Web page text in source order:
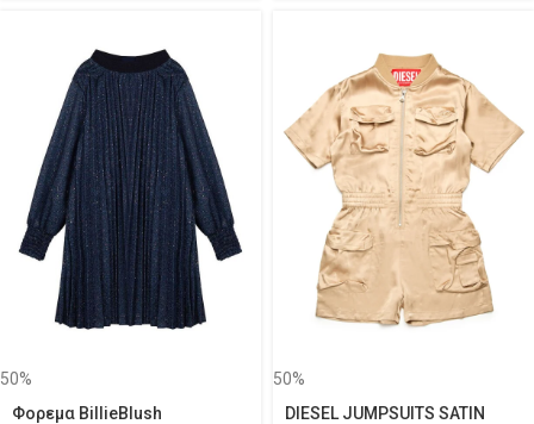
50%
Φορεμα BillieBlush
50%
DIESEL JUMPSUITS SATIN